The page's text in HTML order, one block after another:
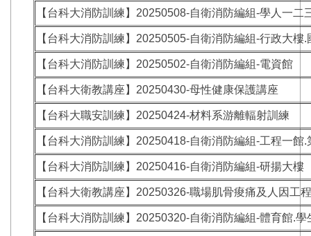
【台科大消防訓練】20250508-自衛消防編組-學人一二
【台科大消防訓練】20250505-自衛消防編組-行政大樓
【台科大消防訓練】20250502-自衛消防編組-電資館
【台科大衛教講座】20250430-母性健康保護講座
【台科大職安訓練】20250424-材料系游離輻射訓練
【台科大消防訓練】20250418-自衛消防編組-工程一館
【台科大消防訓練】20250416-自衛消防編組-研揚大樓
【台科大衛教講座】20250326-職場肌骨痠痛及人因工
【台科大消防訓練】20250320-自衛消防編組-體育館.學